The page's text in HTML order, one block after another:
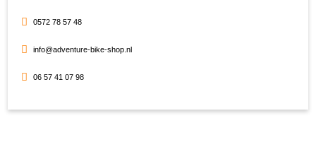
0572 78 57 48
info@adventure-bike-shop.nl
06 57 41 07 98